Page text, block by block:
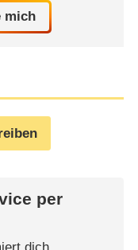
mich
per